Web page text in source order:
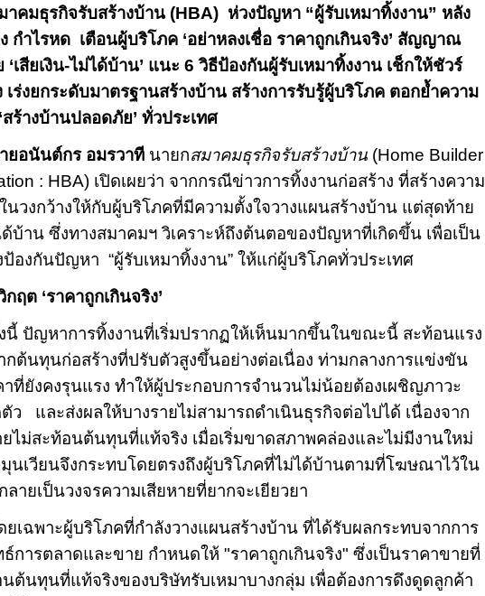
าคมธุรกิจรับสร้างบ้าน (HBA) ห่วงปัญหา “ผู้รับเหมาทิ้งงาน” หลัง
กำไรหด เตือนผู้บริโภค ‘อย่าหลงเชื่อ ราคาถูกเกินจริง’ สัญญาณ
‘เสียเงิน-ไม่ได้บ้าน’ แนะ 6วิธีป้องกันผู้รับเหมาทิ้งงาน เช็กให้ชัวร์
เร่งยกระดับมาตรฐานสร้างบ้าน สร้างการรับรู้ผู้บริโภค ตอกย้ำความ
‘สร้างบ้านปลอดภัย’ ทั่วประเทศ
ยอนันต์กร อมรวาที นายกสมาคมธุรกิจรับสร้างบ้าน (Home Builder
: HBA) เปิดเผยว่า จากกรณีข่าวการทิ้งงานก่อสร้าง ที่สร้างความ
นวงกว้างให้กับผู้บริโภคที่มีความตั้งใจวางแผนสร้างบ้าน แต่สุดท้าย
บ้าน ซึ่งทางสมาคมฯ วิเคราะห์ถึงต้นตอของปัญหาที่เกิดขึ้น เพื่อเป็น
องกันปัญหา “ผู้รับเหมาทิ้งงาน” ให้แก่ผู้บริโภคทั่วประเทศ
กฤต ‘ราคาถูกเกินจริง’
นี้ ปัญหาการทิ้งงานที่เริ่มปรากฏให้เห็นมากขึ้นในขณะนี้ สะท้อนแรง
กต้นทุนก่อสร้างที่ปรับตัวสูงขึ้นอย่างต่อเนื่อง ท่ามกลางการแข่งขัน
ที่ยังคงรุนแรง ทำให้ผู้ประกอบการจำนวนไม่น้อยต้องเผชิญภาวะ
ว และส่งผลให้บางรายไม่สามารถดำเนินธุรกิจต่อไปได้ เนื่องจาก
ไม่สะท้อนต้นทุนที่แท้จริง เมื่อเริ่มขาดสภาพคล่องและไม่มีงานใหม่
นเวียนจึงกระทบโดยตรงถึงผู้บริโภคที่ไม่ได้บ้านตามที่โฆษณาไว้ใน
ลายเป็นวงจรความเสียหายที่ยากจะเยียวยา
ยเฉพาะผู้บริโภคที่กำลังวางแผนสร้างบ้าน ที่ได้รับผลกระทบจากการ
การตลาดและขาย กำหนดให้ "ราคาถูกเกินจริง" ซึ่งเป็นราคาขายที่
ต้นทุนที่แท้จริงของบริษัทรับเหมาบางกลุ่ม เพื่อต้องการดึงดูดลูกค้า